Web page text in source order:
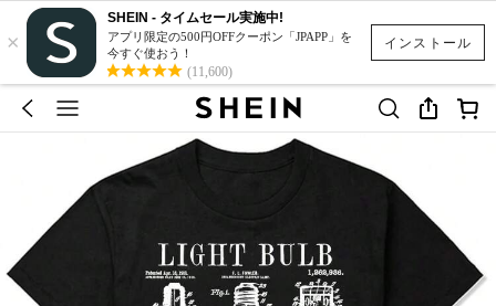
インストール
×
SHEIN - タイムセール実施中!
アプリ限定の500円OFFクーポン「JPAPP」を
今すぐ使おう！
(11,600)